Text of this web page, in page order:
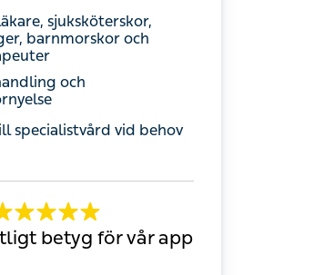
sjuksköterskor,
barnmorskor och
och receptförnyelse
specialistvård vid behov
betyg för vår app